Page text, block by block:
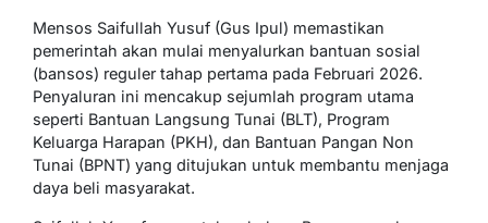
Mensos Saifullah Yusuf (Gus Ipul) memastikan
pemerintah akan mulai menyalurkan bantuan sosial
(bansos) reguler tahap pertama pada Februari 2026.
Penyaluran ini mencakup sejumlah program utama
seperti Bantuan Langsung Tunai (BLT), Program
Keluarga Harapan (PKH), dan Bantuan Pangan Non
Tunai (BPNT) yang ditujukan untuk membantu menjaga
daya beli masyarakat.